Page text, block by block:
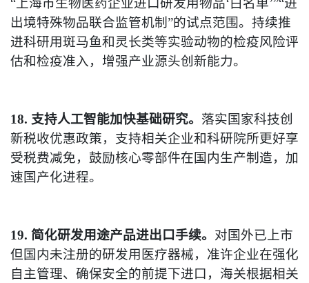
“上海市生物医药企业进口研发用物品‘白名单’”“进
出境特殊物品联合监管机制”的试点范围。持续推
进科研用斑马鱼和灵长类等实验动物的检疫风险评
估和检疫准入，增强产业源头创新能力。
18. 支持人工智能加快基础研究。 落实国家科技创
新税收优惠政策，支持相关企业和科研院所更好享
受税费减免，鼓励核心零部件在国内生产制造，加
速国产化进程。
19. 简化研发用途产品进出口手续。 对国外已上市
但国内未注册的研发用医疗器械，准许企业在强化
自主管理、确保安全的前提下进口，海关根据相关